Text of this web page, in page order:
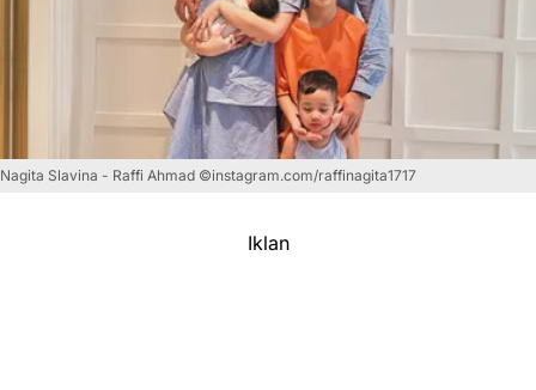
Nagita Slavina - Raffi Ahmad ©instagram.com/raffinagita1717
Iklan